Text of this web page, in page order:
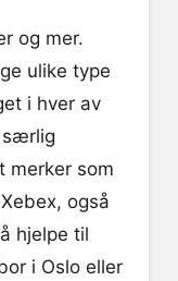
og mer.
ulike type
i hver av
særlig
merker som
også
hjelpe til
i Oslo eller